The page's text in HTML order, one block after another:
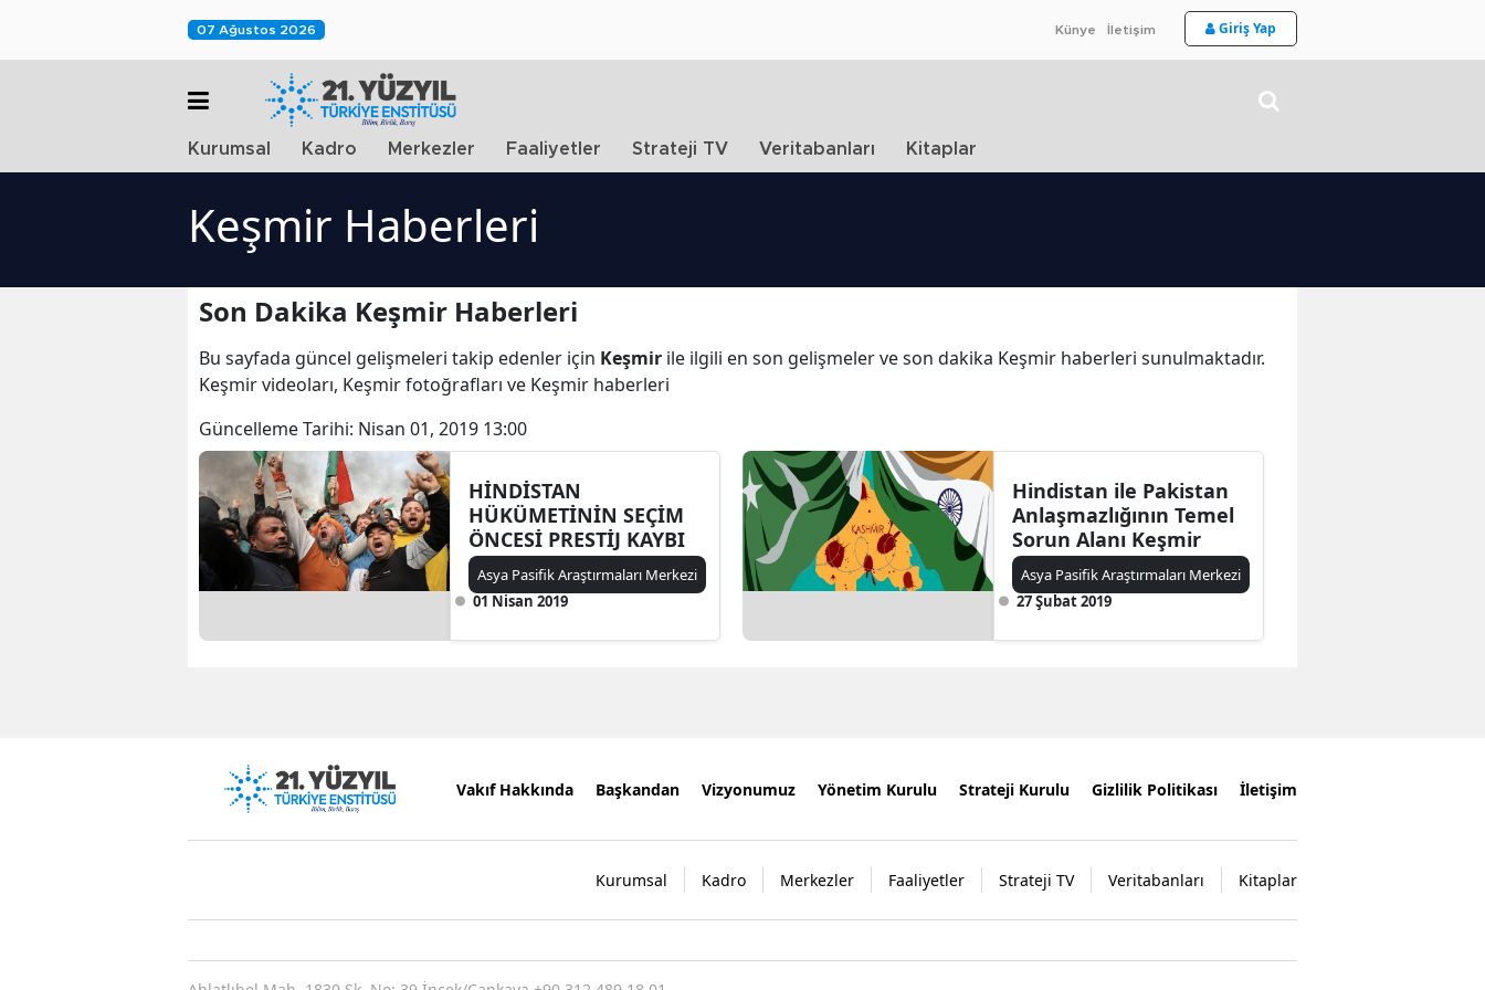
07 Ağustos 2026 Künye İletişim Giriş Yap
Kurumsal Kadro Merkezler Faaliyetler Strateji TV Veritabanları Kitaplar
Keşmir Haberleri
Son Dakika Keşmir Haberleri
Bu sayfada güncel gelişmeleri takip edenler için Keşmir ile ilgili en son gelişmeler ve son dakika Keşmir haberleri sunulmaktadır.
Keşmir videoları, Keşmir fotoğrafları ve Keşmir haberleri
Güncelleme Tarihi: Nisan 01, 2019 13:00
HİNDİSTAN
HÜKÜMETİNİN SEÇİM
ÖNCESİ PRESTİJ KAYBI
Asya Pasifik Araştırmaları Merkezi
01 Nisan 2019
Hindistan ile Pakistan
Anlaşmazlığının Temel
Sorun Alanı Keşmir
Asya Pasifik Araştırmaları Merkezi
27 Şubat 2019
Vakıf Hakkında Başkandan Vizyonumuz Yönetim Kurulu Strateji Kurulu Gizlilik Politikası İletişim
Kurumsal Kadro Merkezler Faaliyetler Strateji TV Veritabanları Kitaplar